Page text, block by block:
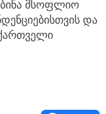
მსოფლიო
და